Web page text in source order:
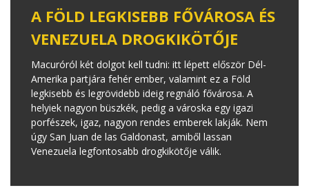
A FÖLD LEGKISEBB FŐVÁROSA ÉS
VENEZUELA DROGKIKÖTŐJE
Macuróról két dolgot kell tudni: itt lépett először Dél-
Amerika partjára fehér ember, valamint ez a Föld
legkisebb és legrövidebb ideig regnáló fővárosa. A
helyiek nagyon büszkék, pedig a városka egy igazi
porfészek, igaz, nagyon rendes emberek lakják. Nem
úgy San Juan de las Galdonast, amiből lassan
Venezuela legfontosabb drogkikötője válik.